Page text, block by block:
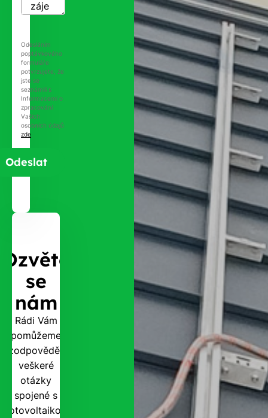
Ozvěte
se
nám
Rádi Vám
pomůžeme
zodpovědět
veškeré
otázky
spojené s
fotovoltaikou
Odesláním
poptávkového
formuláře
potvrzujete, že
jste se
seznámili s
Informacemi o
zpracování
Vašich
osobních údajů
zde